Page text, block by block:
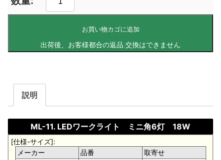
お買い物カゴに追加
説明
ML-11. LEDワークライト ミニ角6灯 18W
[仕様-サイズ]:
メーカー
品番
取寄せ